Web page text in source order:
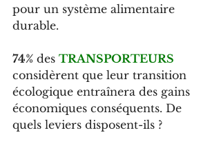
pour un système alimentaire
durable.
74% des TRANSPORTEURS
considèrent que leur transition
écologique entraînera des gains
économiques conséquents. De
quels leviers disposent-ils ?